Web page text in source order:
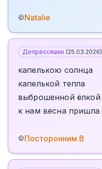
©Natalie
Депрессяшки (25.03.2026)
капелькою солнца
капелькой тепла
выброшенной ёлкой
к нам весна пришла
©Посторонним В